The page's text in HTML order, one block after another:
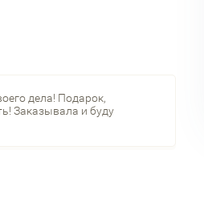
дела! Подарок,
Заказывала и буду